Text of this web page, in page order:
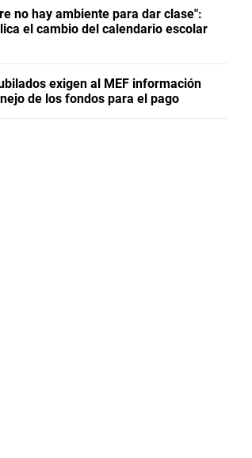
no hay ambiente para dar clase":
el cambio del calendario escolar
exigen al MEF información
de los fondos para el pago